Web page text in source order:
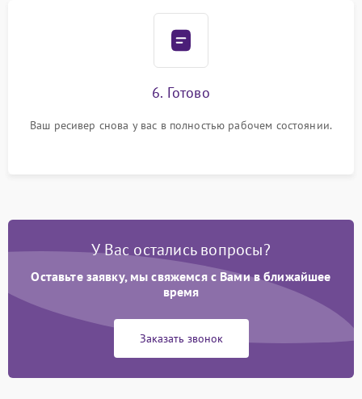
6. Готово
Ваш ресивер снова у вас в полностью рабочем состоянии.
У Вас остались вопросы?
Оставьте заявку, мы свяжемся с Вами в ближайшее
время
Заказать звонок